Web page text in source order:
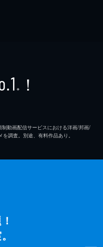
※ ！
動画配信サービスにおける洋画/邦画/
調査。別途、有料作品あり。